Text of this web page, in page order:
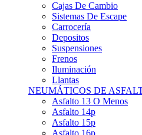
Cajas De Cambio
Sistemas De Escape
Carrocería
Depositos
Suspensiones
Frenos
Iluminación
Llantas
NEUMÁTICOS DE
Asfalto 13 O Menos
Asfalto 14p
Asfalto 15p
Asfalto 16p